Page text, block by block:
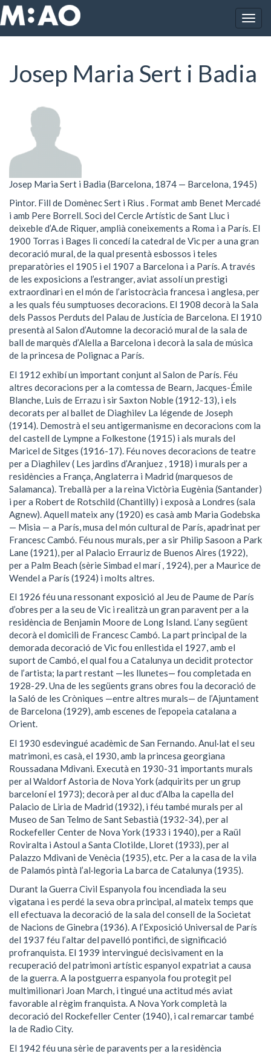
Vés al contingut
Inici Josep Maria Sert i Badia
Josep Maria Sert i Badia
Josep Maria Sert i Badia (Barcelona, 1874 — Barcelona, 1945)
Pintor. Fill de Domènec Sert i Rius . Format amb Benet Mercadé
i amb Pere Borrell. Soci del Cercle Artístic de Sant Lluc i
deixeble d’A.de Riquer, amplià coneixements a Roma i a París. El
1900 Torras i Bages li concedí la catedral de Vic per a una gran
decoració mural, de la qual presentà esbossos i teles
preparatòries el 1905 i el 1907 a Barcelona i a París. A través
de les exposicions a l’estranger, aviat assolí un prestigi
extraordinari en el món de l’aristocràcia francesa i anglesa, per
a les quals féu sumptuoses decoracions. El 1908 decorà la Sala
dels Passos Perduts del Palau de Justícia de Barcelona. El 1910
presentà al Salon d’Automne la decoració mural de la sala de
ball de marquès d’Alella a Barcelona i decorà la sala de música
de la princesa de Polignac a París.
El 1912 exhibí un important conjunt al Salon de París. Féu
altres decoracions per a la comtessa de Bearn, Jacques-Émile
Blanche, Luis de Errazu i sir Saxton Noble (1912-13), i els
decorats per al ballet de Diaghilev La légende de Joseph
(1914). Demostrà el seu antigermanisme en decoracions com la
del castell de Lympne a Folkestone (1915) i als murals del
Maricel de Sitges (1916-17). Féu noves decoracions de teatre
per a Diaghilev ( Les jardins d’Aranjuez , 1918) i murals per a
residències a França, Anglaterra i Madrid (marquesos de
Salamanca). Treballà per a la reina Victòria Eugènia (Santander)
i per a Robert de Rotschild (Chantilly) i exposà a Londres (sala
Agnew). Aquell mateix any (1920) es casà amb Maria Godebska
— Misia — a París, musa del món cultural de París, apadrinat per
Francesc Cambó. Féu nous murals, per a sir Philip Sasoon a Park
Lane (1921), per al Palacio Errauriz de Buenos Aires (1922),
per a Palm Beach (sèrie Simbad el marí , 1924), per a Maurice de
Wendel a París (1924) i molts altres.
El 1926 féu una ressonant exposició al Jeu de Paume de París
d’obres per a la seu de Vic i realitzà un gran paravent per a la
residència de Benjamin Moore de Long Island. L’any següent
decorà el domicili de Francesc Cambó. La part principal de la
demorada decoració de Vic fou enllestida el 1927, amb el
suport de Cambó, el qual fou a Catalunya un decidit protector
de l’artista; la part restant —les llunetes— fou completada en
1928-29. Una de les següents grans obres fou la decoració de
la Saló de les Cròniques —entre altres murals— de l’Ajuntament
de Barcelona (1929), amb escenes de l’epopeia catalana a
Orient.
El 1930 esdevingué acadèmic de San Fernando. Anul·lat el seu
matrimoni, es casà, el 1930, amb la princesa georgiana
Roussadana Mdivani. Executà en 1930-31 importants murals
per al Waldorf Astoria de Nova York (adquirits per un grup
barceloní el 1973); decorà per al duc d’Alba la capella del
Palacio de Liria de Madrid (1932), i féu també murals per al
Museo de San Telmo de Sant Sebastià (1932-34), per al
Rockefeller Center de Nova York (1933 i 1940), per a Raül
Roviralta i Astoul a Santa Clotilde, Lloret (1933), per al
Palazzo Mdivani de Venècia (1935), etc. Per a la casa de la vila
de Palamós pintà l’al·legoria La barca de Catalunya (1935).
Durant la Guerra Civil Espanyola fou incendiada la seu
vigatana i es perdé la seva obra principal, al mateix temps que
ell efectuava la decoració de la sala del consell de la Societat
de Nacions de Ginebra (1936). A l’Exposició Universal de París
del 1937 féu l’altar del pavelló pontifici, de significació
profranquista. El 1939 intervingué decisivament en la
recuperació del patrimoni artístic espanyol expatriat a causa
de la guerra. A la postguerra espanyola fou protegit pel
multimilionari Joan March, i tingué una actitud més aviat
favorable al règim franquista. A Nova York completà la
decoració del Rockefeller Center (1940), i cal remarcar també
la de Radio City.
El 1942 féu una sèrie de paravents per a la residència